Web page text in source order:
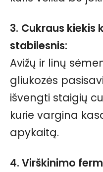
3. Cukraus kiekis
stabilesnis:
Avižų ir linų
gliukozės
išvengti staigių
kurie vargina
apykaitą.
4. Virškinimo